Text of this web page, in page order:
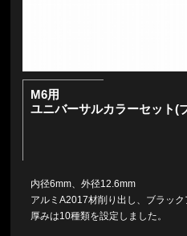
M6用
ユニバーサルカラーセット(
内径6mm、外径12.6mm
アルミA2017材削り出し、ブラッ
厚みは10種類を設定しました。